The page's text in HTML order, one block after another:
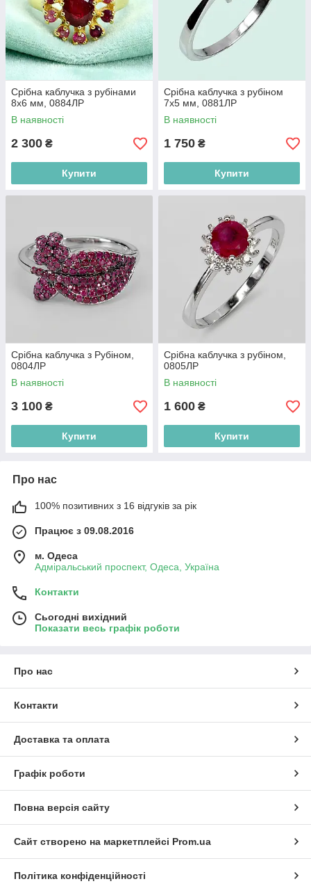
Срібна каблучка з рубінами
8х6 мм, 0884ЛР
В наявності
2 300 ₴
Купити
Срібна каблучка з рубіном
7х5 мм, 0881ЛР
В наявності
1 750 ₴
Купити
Срібна каблучка з Рубіном,
0804ЛР
В наявності
3 100 ₴
Купити
Срібна каблучка з рубіном,
0805ЛР
В наявності
1 600 ₴
Купити
Про нас
100% позитивних з 16 відгуків за рік
Працює з 09.08.2016
м. Одеса
Адміральський проспект, Одеса, Україна
Контакти
Сьогодні вихідний
Показати весь графік роботи
Про нас
Контакти
Доставка та оплата
Графік роботи
Повна версія сайту
Сайт створено на маркетплейсі Prom.ua
Політика конфіденційності